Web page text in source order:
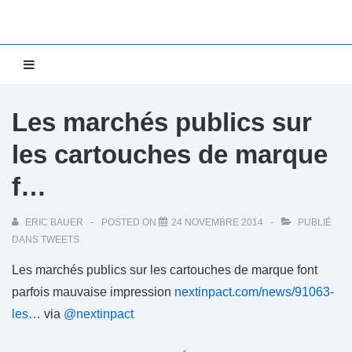
Les marchés publics sur
les cartouches de marque
f…
ERIC BAUER POSTED ON 24 NOVEMBRE 2014
PUBLIÉ
DANS TWEETS
Les marchés publics sur les cartouches de marque font
parfois mauvaise impression nextinpact.com/news/91063-
les… via @nextinpact